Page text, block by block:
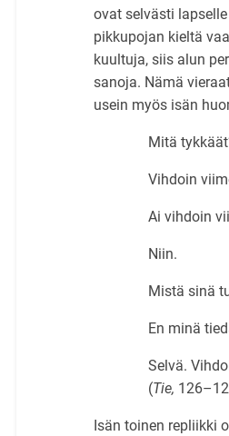
ovat selvästi
pikkupojan kieltä
kuultuja, siis alun
sanoja. Nämä
usein myös isän
Mitä
Vihdoin
Ai vihdoin
Niin.
Mistä sinä
En minä
Selvä.
(Tie,
Isän toinen repliikki